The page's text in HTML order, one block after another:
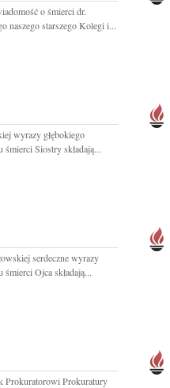
o śmierci dr.
naszego starszego Kolegi i...
wyrazy głębokiego
śmierci Siostry składają...
serdeczne wyrazy
śmierci Ojca składają...
Prokuratorowi Prokuratury